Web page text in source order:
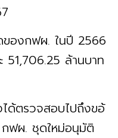
องกฟผ. ในปี 2566
51,706.25 ล้านบาท
ด้ตรวจสอบไปถึงขอ้
ฟผ. ชุดใหม่อนุมัติ